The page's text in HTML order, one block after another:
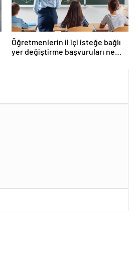
Öğretmenlerin il içi isteğe bağlı
yer değiştirme başvuruları ne